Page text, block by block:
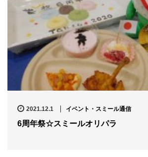
2021.12.1 イベント・スミール通信
6周年祭☆スミールオリパラ